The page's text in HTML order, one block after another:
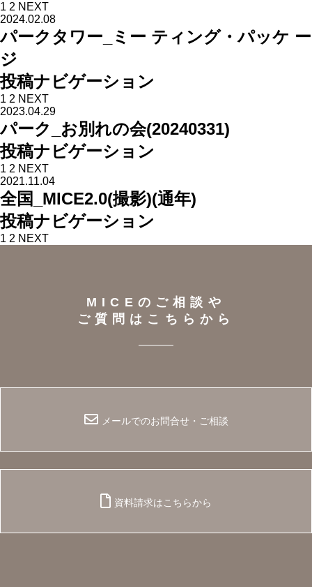
1 2 NEXT
2024.02.08
パークタワー_ミー ティング・パッケ ー
ジ
投稿ナビゲーション
1 2 NEXT
2023.04.29
パーク_お別れの会(20240331)
投稿ナビゲーション
1 2 NEXT
2021.11.04
全国_MICE2.0(撮影)(通年)
投稿ナビゲーション
1 2 NEXT
MICEのご相談や
ご質問はこちらから
メールでのお問合せ・ご相談
資料請求はこちらから